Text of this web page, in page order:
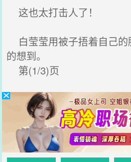
这也太打击人了！
白莹莹用被子捂着自己的
的想到。
第(1/3)页